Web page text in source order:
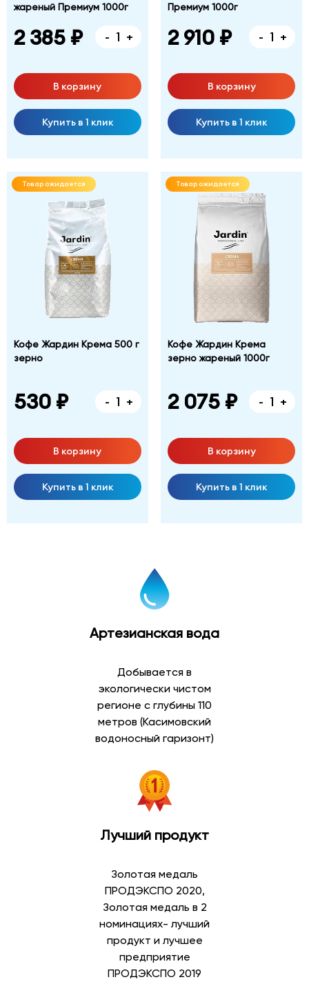
жареный Премиум 1000г
2 385 ₽ - +
В корзину
Купить в 1 клик
Премиум 1000г
2 910 ₽ - +
В корзину
Купить в 1 клик
Товар ожидается
Кофе Жардин Крема 500 г
зерно
530 ₽ - +
В корзину
Купить в 1 клик
Товар ожидается
Кофе Жардин Крема
зерно жареный 1000г
2 075 ₽ - +
В корзину
Купить в 1 клик
Артезианская вода
Добывается в
экологически чистом
регионе с глубины 110
метров (Касимовский
водоносный гаризонт)
Лучший продукт
Золотая медаль
ПРОДЭКСПО 2020,
Золотая медаль в 2
номинациях- лучший
продукт и лучшее
предприятие
ПРОДЭКСПО 2019